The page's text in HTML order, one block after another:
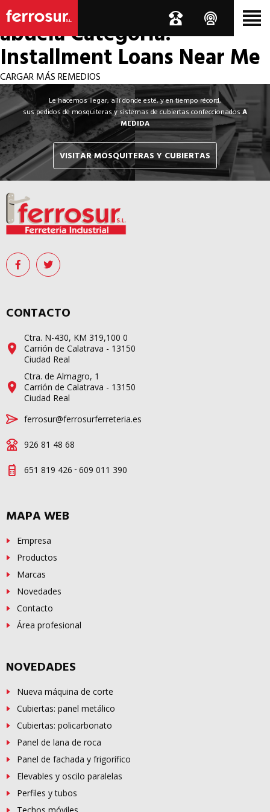
Los por si acaso de la
abuelaCategoría:
Installment Loans Near Me
CARGAR MÁS REMEDIOS
Le hacemos llegar, allí donde esté, y en tiempo récord,
sus pedidos de mosquiteras y sistemas de cubiertas confeccionadosA
MEDIDA
VISITAR MOSQUITERAS Y CUBIERTAS
CONTACTO
Ctra. N-430, KM 319,100 0
Carrión de Calatrava - 13150
Ciudad Real
Ctra. de Almagro, 1
Carrión de Calatrava - 13150
Ciudad Real
ferrosur@ferrosurferreteria.es
926 81 48 68
651 819 426 - 609 011 390
MAPA WEB
Empresa
Productos
Marcas
Novedades
Contacto
Área profesional
NOVEDADES
Nueva máquina de corte
Cubiertas: panel metálico
Cubiertas: policarbonato
Panel de lana de roca
Panel de fachada y frigorífico
Elevables y oscilo paralelas
Perfiles y tubos